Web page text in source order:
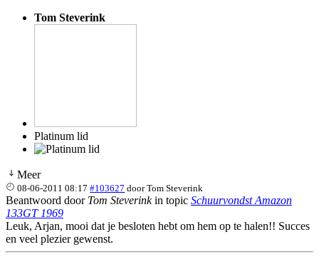
Tom Steverink
Platinum lid
Meer
08-06-2011 08:17 #103627 doorTom Steverink
Beantwoord door Tom Steverinkin topic Schuurvondst Amazon
133GT 1969
Leuk, Arjan, mooi dat je besloten hebt om hem op te halen!! Succes
en veel plezier gewenst.